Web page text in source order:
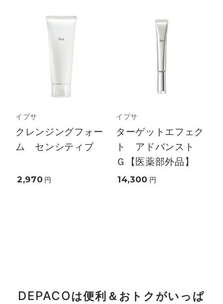
イプサ
クレンジングフォー
ム センシティブ
2,970 円
イプサ
ターゲットエフェク
ト アドバンスト
Ｇ【医薬部外品】
14,300 円
DEPACOは便利＆おトクがいっぱ